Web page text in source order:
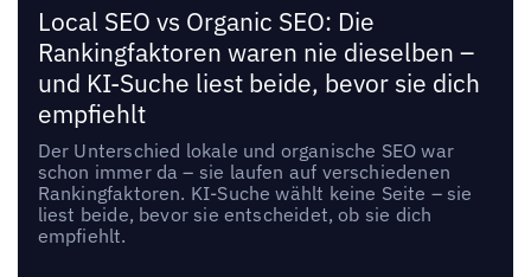
Local SEO vs Organic SEO: Die
Rankingfaktoren waren nie dieselben –
und KI-Suche liest beide, bevor sie dich
empfiehlt
Der Unterschied lokale und organische SEO war
schon immer da – sie laufen auf verschiedenen
Rankingfaktoren. KI-Suche wählt keine Seite – sie
liest beide, bevor sie entscheidet, ob sie dich
empfiehlt.